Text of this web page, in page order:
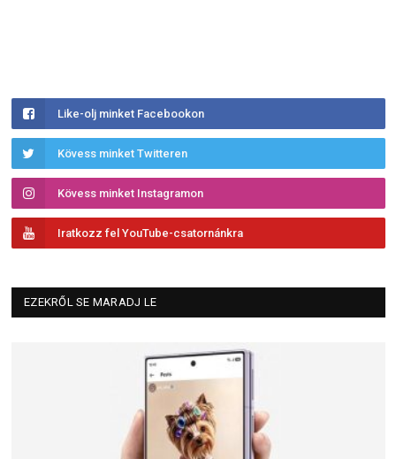
Like-olj minket Facebookon
Kövess minket Twitteren
Kövess minket Instagramon
Iratkozz fel YouTube-csatornánkra
EZEKRŐL SE MARADJ LE